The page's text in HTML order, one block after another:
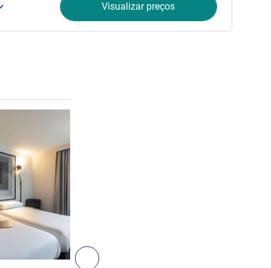
Visualizar preços
Próximo - Quarto